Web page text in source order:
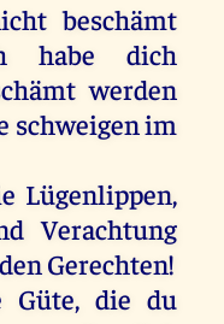
beschämt
habe
dich
werden
schweigenim
Lügenlippen,
Verachtung
denGerechten!
Güte,die du